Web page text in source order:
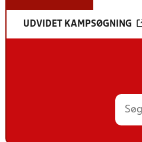
UDVIDET KAMPSØGNING